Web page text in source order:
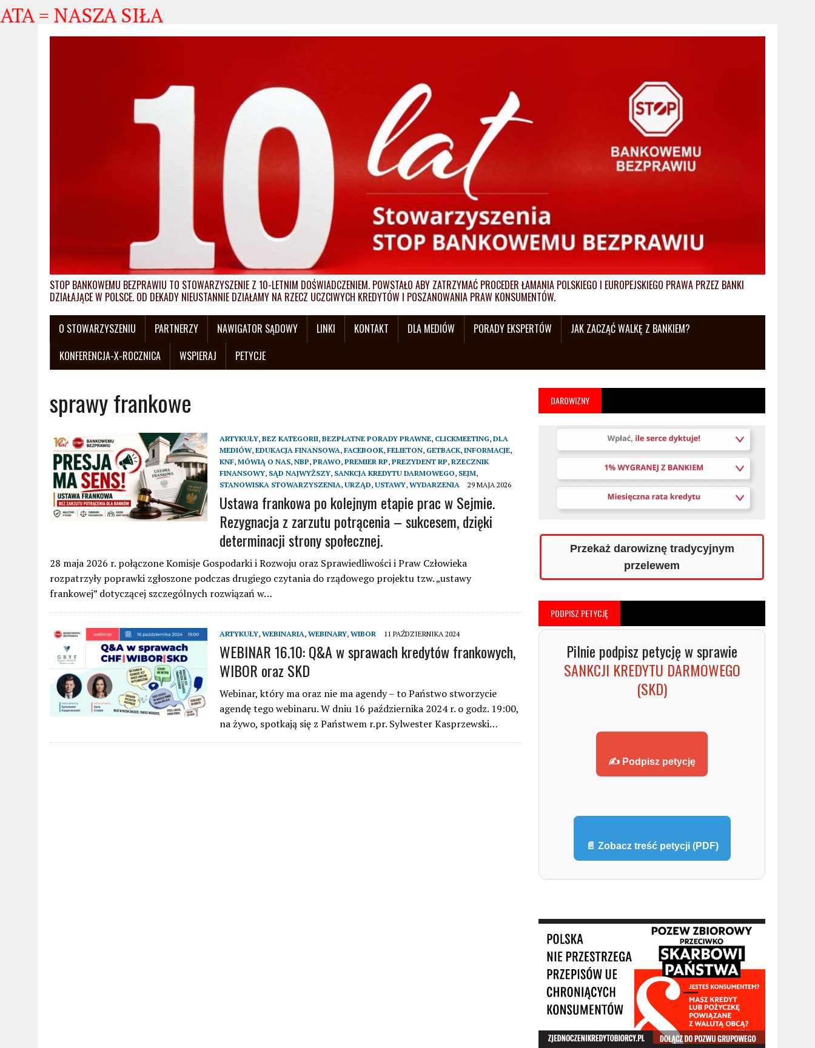
SIŁA
STOP BANKOWEMU BEZPRAWIU TO STOWARZYSZENIE Z 10-LETNIM DOŚWIADCZENIEM. POWSTAŁO ABY ZATRZYMAĆ PROCEDER ŁAMANIA POLSKIEGO I EUROPEJSKIEGO PRAWA PRZEZ BANKI
DZIAŁAJĄCE W POLSCE. OD DEKADY NIEUSTANNIE DZIAŁAMY NA RZECZ UCZCIWYCH KREDYTÓW I POSZANOWANIA PRAW KONSUMENTÓW.
O STOWARZYSZENIU PARTNERZY NAWIGATOR SĄDOWY LINKI KONTAKT DLA MEDIÓW PORADY EKSPERTÓW
JAK ZACZĄĆ WALKĘ Z BANKIEM?
KONFERENCJA-X-ROCZNICA
WSPIERAJ PETYCJE
sprawy frankowe
ARTYKUŁY, BEZ KATEGORII, BEZPŁATNE PORADY PRAWNE, CLICKMEETING, DLA
MEDIÓW, EDUKACJA FINANSOWA, FACEBOOK, FELIETON, GETBACK, INFORMACJE,
KNF, MÓWIĄ O NAS, NBP, PRAWO, PREMIER RP, PREZYDENT RP, RZECZNIK
FINANSOWY, SĄD NAJWYŻSZY, SANKCJA KREDYTU DARMOWEGO, SEJM,
STANOWISKA STOWARZYSZENIA, URZĄD, USTAWY, WYDARZENIA 29 MAJA 2026
Ustawa frankowa po kolejnym etapie prac w Sejmie.
Rezygnacja z zarzutu potrącenia – sukcesem, dzięki
determinacji strony społecznej.
28 maja 2026 r. połączone Komisje Gospodarki i Rozwoju oraz Sprawiedliwości i Praw Człowieka
rozpatrzyły poprawki zgłoszone podczas drugiego czytania do rządowego projektu tzw. „ustawy
frankowej” dotyczącej szczególnych rozwiązań w…
ARTYKUŁY, WEBINARIA, WEBINARY, WIBOR 11 PAŹDZIERNIKA 2024
WEBINAR 16.10: Q&A w sprawach kredytów frankowych,
WIBOR oraz SKD
Webinar, który ma oraz nie ma agendy – to Państwo stworzycie
agendę tego webinaru. W dniu 16 października 2024 r. o godz. 19:00,
na żywo, spotkają się z Państwem r.pr. Sylwester Kasprzewski…
DAROWIZNY
Przekaż darowiznę tradycyjnym
przelewem
PODPISZ PETYCJĘ
Pilnie podpisz petycję w sprawie
SANKCJI KREDYTU DARMOWEGO
(SKD)
✍️ Podpisz petycję
📄 Zobacz treść petycji (PDF)